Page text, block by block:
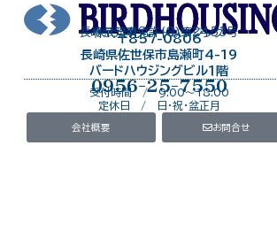
長崎県知事免許（8）第2453号
株式会社バードハウジング
〒857-0806
長崎県佐世保市島瀬町4-19
バードハウジングビル１階
0956-25-7550
受付時間 / 9:00～18:00
定休日 / 日・祝・盆正月
会社概要 お問合せ